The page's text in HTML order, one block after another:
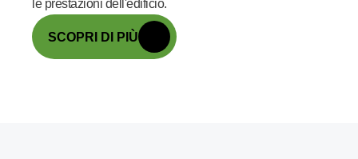
le prestazioni dell'edificio.
SCOPRI DI PIÙ